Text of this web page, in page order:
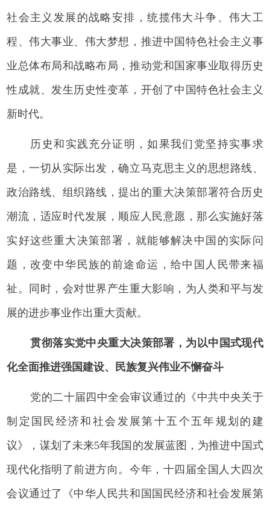
社会主义发展的战略安排，统揽伟大斗争、伟大工
程、伟大事业、伟大梦想，推进中国特色社会主义事
业总体布局和战略布局，推动党和国家事业取得历史
性成就、发生历史性变革，开创了中国特色社会主义
新时代。
历史和实践充分证明，如果我们党坚持实事求
是，一切从实际出发，确立马克思主义的思想路线、
政治路线、组织路线，提出的重大决策部署符合历史
潮流，适应时代发展，顺应人民意愿，那么实施好落
实好这些重大决策部署，就能够解决中国的实际问
题，改变中华民族的前途命运，给中国人民带来福
祉。同时，会对世界产生重大影响，为人类和平与发
展的进步事业作出重大贡献。
贯彻落实党中央重大决策部署，为以中国式现代
化全面推进强国建设、民族复兴伟业不懈奋斗
党的二十届四中全会审议通过的《中共中央关于
制定国民经济和社会发展第十五个五年规划的建
议》，谋划了未来5年我国的发展蓝图，为推进中国式
现代化指明了前进方向。今年，十四届全国人大四次
会议通过了《中华人民共和国国民经济和社会发展第